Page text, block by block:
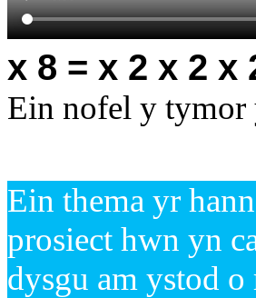
x 8 = x 2 x 2 x
Ein nofel y tymor
Ein thema yr
prosiect hwn yn
dysgu am ystod